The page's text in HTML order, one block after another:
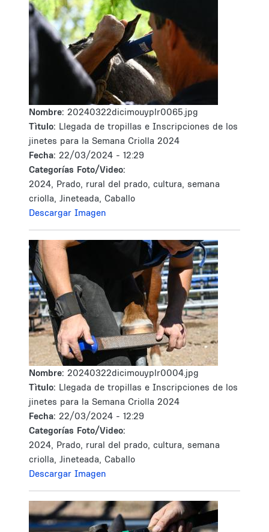
Nombre: 20240322dicimouyplr0065.jpg
Tìtulo: Llegada de tropillas e Inscripciones de los
jinetes para la Semana Criolla 2024
Fecha: 22/03/2024 - 12:29
Categorías Foto/Video:
2024, Prado, rural del prado, cultura, semana
criolla, Jineteada, Caballo
Descargar Imagen
Nombre: 20240322dicimouyplr0004.jpg
Tìtulo: Llegada de tropillas e Inscripciones de los
jinetes para la Semana Criolla 2024
Fecha: 22/03/2024 - 12:29
Categorías Foto/Video:
2024, Prado, rural del prado, cultura, semana
criolla, Jineteada, Caballo
Descargar Imagen